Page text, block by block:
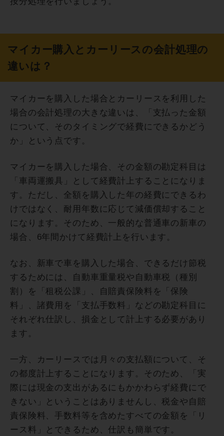
マイカー購入とカーリースの会計処理の
違いは？
マイカーを購入した場合とカーリースを利用した
場合の会計処理の大きな違いは、「支払った金額
について、そのタイミングで経費にできるかどう
か」という点です。
マイカーを購入した場合、その金額の勘定科目は
「車両運搬具」として経費計上することになりま
す。ただし、全額を購入した年の経費にできるわ
けではなく、耐用年数に応じて減価償却すること
になります。そのため、一般的な普通車の新車の
場合、6年間かけて経費計上を行います。
なお、新車で車を購入した場合、できるだけ節税
するためには、自動車重量税や自動車税（種別
割）を「租税公課」、自賠責保険料を「保険
料」、諸費用を「支払手数料」などの勘定科目に
それぞれ仕訳し、損金として計上する必要があり
ます。
一方、カーリースでは月々の支払額について、そ
の都度計上することになります。そのため、「実
際には現金の支出があるにもかかわらず経費にで
きない」ということはありませんし、税金や自賠
責保険料、手数料等を含めたすべての金額を「リ
ース料」とできるため、仕訳も簡単です。